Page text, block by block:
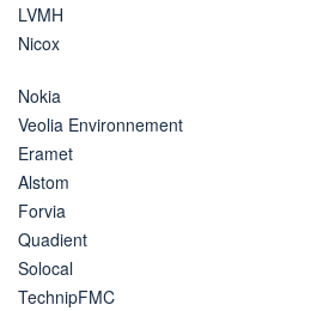
LVMH
Nicox
Nokia
Veolia Environnement
Eramet
Alstom
Forvia
Quadient
Solocal
TechnipFMC